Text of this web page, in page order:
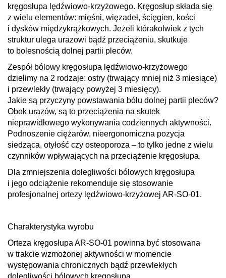
kręgosłupa lędźwiowo-krzyżowego. Kręgosłup składa się
z wielu elementów: mięśni, więzadeł, ścięgien, kości
i dysków międzykrążkowych. Jeżeli którakolwiek z tych
struktur ulega urazowi bądź przeciążeniu, skutkuje
to bolesnością dolnej partii pleców.
Zespół bólowy kręgosłupa lędźwiowo-krzyżowego
dzielimy na 2 rodzaje: ostry (trwający mniej niż 3 miesiące)
i przewlekły (trwający powyżej 3 miesięcy).
Jakie są przyczyny powstawania bólu dolnej partii pleców?
Obok urazów, są to przeciążenia na skutek
nieprawidłowego wykonywania codziennych aktywności.
Podnoszenie ciężarów, nieergonomiczna pozycja
siedząca, otyłość czy osteoporoza – to tylko jedne z wielu
czynników wpływających na przeciążenie kręgosłupa.
Dla zmniejszenia dolegliwości bólowych kręgosłupa
i jego odciążenie rekomenduje się stosowanie
profesjonalnej ortezy lędźwiowo-krzyżowej AR-SO-01.
Charakterystyka wyrobu
Orteza kręgosłupa AR-SO-01 powinna być stosowana
w trakcie wzmożonej aktywności w momencie
występowania chronicznych bądź przewlekłych
dolegliwości bólowych kręgosłupa.